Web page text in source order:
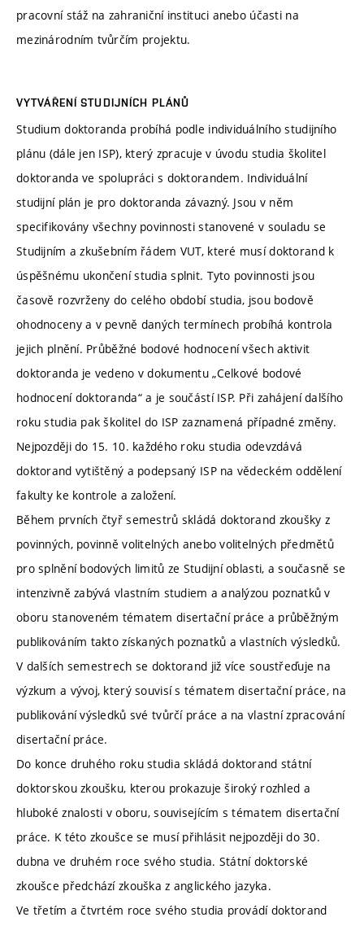
pracovní stáž na zahraniční instituci anebo účasti na
mezinárodním tvůrčím projektu.
VYTVÁŘENÍ STUDIJNÍCH PLÁNŮ
Studium doktoranda probíhá podle individuálního studijního
plánu (dále jen ISP), který zpracuje v úvodu studia školitel
doktoranda ve spolupráci s doktorandem. Individuální
studijní plán je pro doktoranda závazný. Jsou v něm
specifikovány všechny povinnosti stanovené v souladu se
Studijním a zkušebním řádem VUT, které musí doktorand k
úspěšnému ukončení studia splnit. Tyto povinnosti jsou
časově rozvrženy do celého období studia, jsou bodově
ohodnoceny a v pevně daných termínech probíhá kontrola
jejich plnění. Průběžné bodové hodnocení všech aktivit
doktoranda je vedeno v dokumentu „Celkové bodové
hodnocení doktoranda“ a je součástí ISP. Při zahájení dalšího
roku studia pak školitel do ISP zaznamená případné změny.
Nejpozději do 15. 10. každého roku studia odevzdává
doktorand vytištěný a podepsaný ISP na vědeckém oddělení
fakulty ke kontrole a založení.
Během prvních čtyř semestrů skládá doktorand zkoušky z
povinných, povinně volitelných anebo volitelných předmětů
pro splnění bodových limitů ze Studijní oblasti, a současně se
intenzivně zabývá vlastním studiem a analýzou poznatků v
oboru stanoveném tématem disertační práce a průběžným
publikováním takto získaných poznatků a vlastních výsledků.
V dalších semestrech se doktorand již více soustřeďuje na
výzkum a vývoj, který souvisí s tématem disertační práce, na
publikování výsledků své tvůrčí práce a na vlastní zpracování
disertační práce.
Do konce druhého roku studia skládá doktorand státní
doktorskou zkoušku, kterou prokazuje široký rozhled a
hluboké znalosti v oboru, souvisejícím s tématem disertační
práce. K této zkoušce se musí přihlásit nejpozději do 30.
dubna ve druhém roce svého studia. Státní doktorské
zkoušce předchází zkouška z anglického jazyka.
Ve třetím a čtvrtém roce svého studia provádí doktorand